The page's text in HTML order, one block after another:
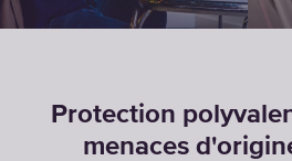
Protection
menaces